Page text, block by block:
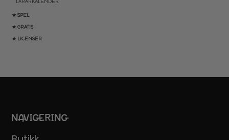
LÄRARKALENDER
★ SPEL
★ GRATIS
★ LICENSER
NAVIGERING